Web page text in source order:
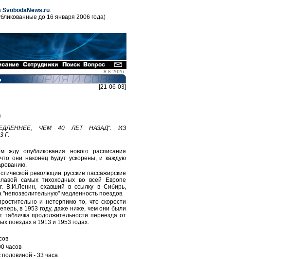
SvobodaNews.ru.
до 16 января 2006 года)
8.8.2026
[21-06-03]
ЧЕМ 40 ЛЕТ НАЗАД". ИЗ
Г.
опубликования нового расписания
они наконец будут ускорены, и каждую
революции русские пассажирские
самых тихоходных во всей Европе
В.И.Ленин, ехавший в ссылку в Сибирь,
медленность поездов.
и нетерпимо то, что скорости
в 1953 году, даже ниже, чем они были
продолжительности переезда от
поездах в 1913 и 1953 годах.
часов
- 33 часа